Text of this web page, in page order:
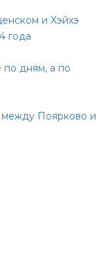
и Хэйхэ
года
по дням, а по
между Поярково и